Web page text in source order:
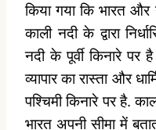
किया गया कि भारत और
काली नदी के द्वारा
नदी के पूर्वी किनारे
व्यापार का रास्ता और
पश्चिमी किनारे पर है.
भारत अपनी सीमा में